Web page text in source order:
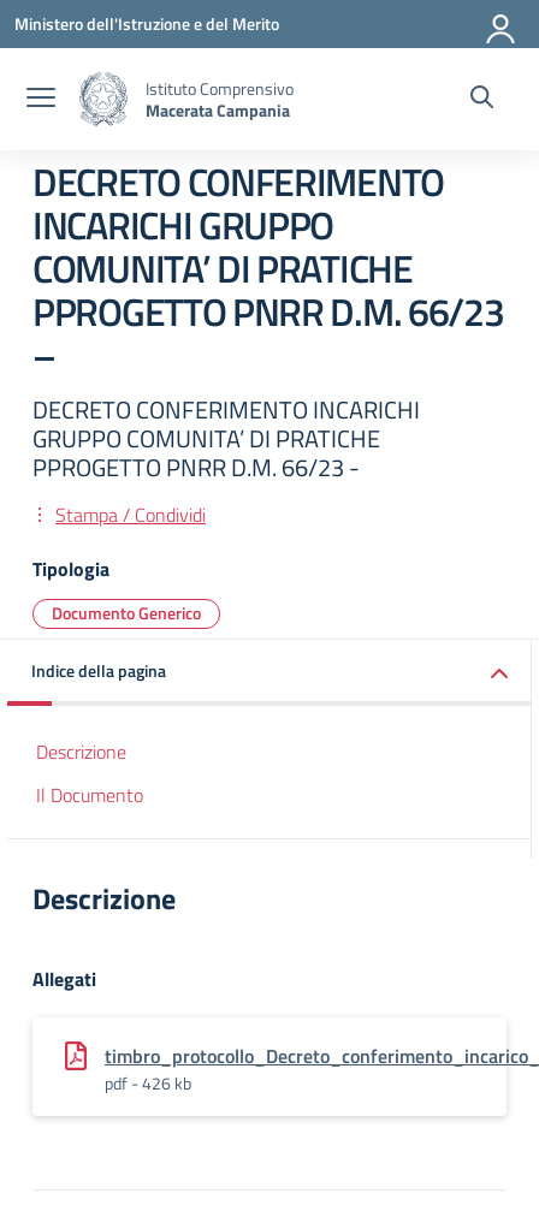
Vai ai contenuti
Vai al menu di navigazione
Vai al footer
Ministero dell'Istruzione e del Merito
Istituto Comprensivo
Macerata Campania
DECRETO CONFERIMENTO
INCARICHI GRUPPO
COMUNITA’ DI PRATICHE
PPROGETTO PNRR D.M. 66/23
–
DECRETO CONFERIMENTO INCARICHI
GRUPPO COMUNITA’ DI PRATICHE
PPROGETTO PNRR D.M. 66/23 -
Stampa / Condividi
Tipologia
Documento Generico
Indice della pagina
Descrizione
Il Documento
Descrizione
Allegati
pdf - 426 kb